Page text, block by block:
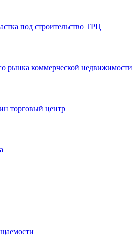
под строительство ТРЦ
рынка коммерческой недвижимости
торговый центр